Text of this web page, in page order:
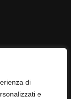
di
e